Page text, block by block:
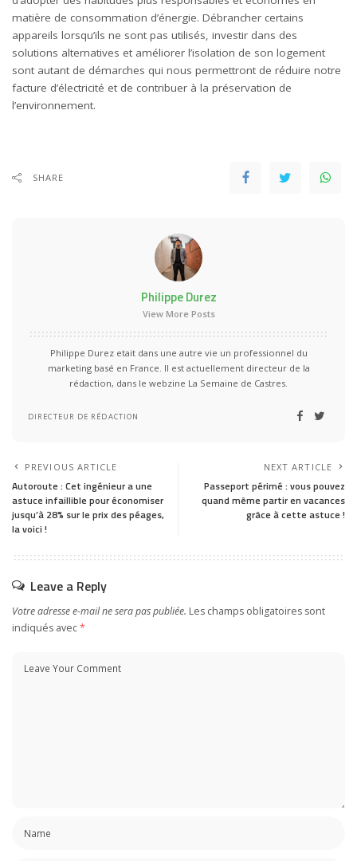
matière de consommation d’énergie. Débrancher certains
appareils lorsqu’ils ne sont pas utilisés, investir dans des
solutions alternatives et améliorer l’isolation de son logement
sont autant de démarches qui nous permettront de réduire notre
facture d’électricité et de contribuer à la préservation de
l’environnement.
SHARE
Philippe Durez
View More Posts
Philippe Durez etait dans une autre vie un professionnel du
marketing basé en France. Il est actuellement directeur de la
rédaction, dans le webzine La Semaine de Castres.
DIRECTEUR DE RÉDACTION
PREVIOUS ARTICLE
Autoroute : Cet ingénieur a une
astuce infaillible pour économiser
jusqu’à 28% sur le prix des péages,
la voici !
NEXT ARTICLE
Passeport périmé : vous pouvez
quand même partir en vacances
grâce à cette astuce !
Leave a Reply
Votre adresse e-mail ne sera pas publiée. Les champs obligatoires sont
indiqués avec*